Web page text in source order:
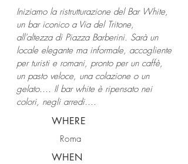
Iniziamo la ristrutturazione del Bar White,
un bar iconico a Via del Tritone,
all'altezza di Piazza Barberini. Sarà un
locale elegante ma informale, accogliente
per turisti e romani, pronto per un caffè,
un pasto veloce, una colazione o un
gelato.... Il bar white è ripensato nei
colori, negli arredi....
WHERE
Roma
WHEN